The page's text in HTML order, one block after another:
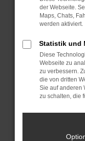
Prüfe
Manche
können das
anderen
Fenster?
Starte dein
Das kann
Stelle
der Webseite.
Maps, Chats,
werden aktiviert.
Statistik und
Diese
Webseite zu
zu verbessern.
die von dritten
Sie auf anderen
zu schalten, die